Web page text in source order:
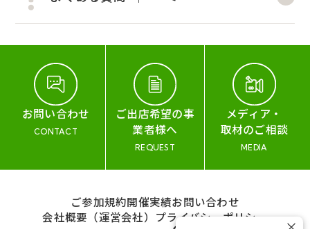
お問い合わせ
CONTACT
ご出店希望の事
業者様へ
REQUEST
メディア・
取材のご相談
MEDIA
ご参加規約開催実績お問い合わせ
会社概要（運営会社） プライバシーポリシー